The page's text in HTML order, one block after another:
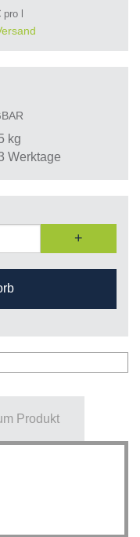
l
kg
Werktage
+
Produkt